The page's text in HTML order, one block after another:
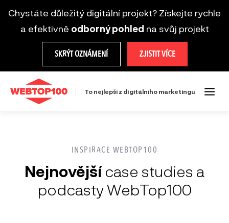
Chystáte důležitý digitální projekt? Získejte rychle
a efektivně odborný pohled na svůj projekt
SKRÝT OZNÁMENÍ ZJISTIT VÍCE
To nejlepší z digitálního marketingu
INSPIRACE WEBTOP100
Nejnovějšícase studies a
podcasty WebTop100